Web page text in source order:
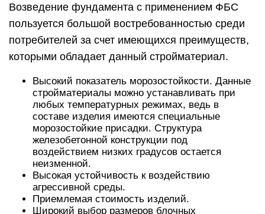
Возведение фундамента с применением ФБС
пользуется большой востребованностью среди
потребителей за счет имеющихся преимуществ,
которыми обладает данный стройматериал.
Высокий показатель морозостойкости. Данные
стройматериалы можно устанавливать при
любых температурных режимах, ведь в
составе изделия имеются специальные
морозостойкие присадки. Структура
железобетонной конструкции под
воздействием низких градусов остается
неизменной.
Высокая устойчивость к воздействию
агрессивной среды.
Приемлемая стоимость изделий.
Широкий выбор размеров блочных